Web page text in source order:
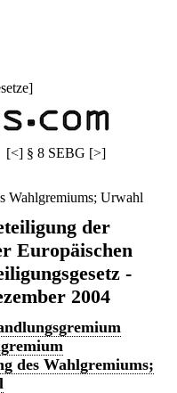
]
[<] § 8 SEBG [>]
Wahlgremiums; Urwahl
der
Europäischen
-
2004
des Wahlgremiums;